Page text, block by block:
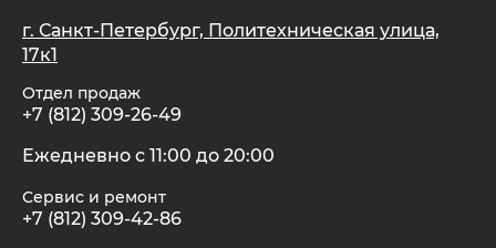
г. Санкт-Петербург, Политехническая улица,
17к1
Отдел продаж
+7 (812) 309-26-49
Ежедневно с 11:00 до 20:00
Сервис и ремонт
+7 (812) 309-42-86